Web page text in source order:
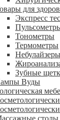
для
Экспресс
Тонометры
Термометры
Небулайзеры
Зубные
Вуды
столы